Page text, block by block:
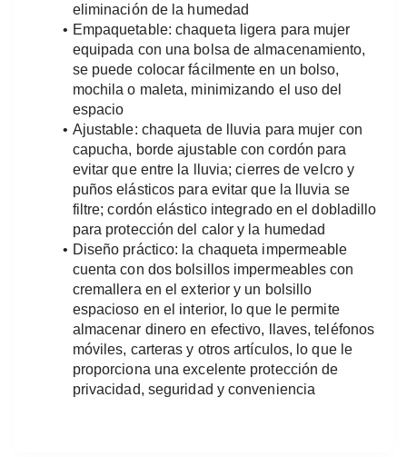
eliminación de la humedad
Empaquetable: chaqueta ligera para mujer
equipada con una bolsa de almacenamiento,
se puede colocar fácilmente en un bolso,
mochila o maleta, minimizando el uso del
espacio
Ajustable: chaqueta de lluvia para mujer con
capucha, borde ajustable con cordón para
evitar que entre la lluvia; cierres de velcro y
puños elásticos para evitar que la lluvia se
filtre; cordón elástico integrado en el dobladillo
para protección del calor y la humedad
Diseño práctico: la chaqueta impermeable
cuenta con dos bolsillos impermeables con
cremallera en el exterior y un bolsillo
espacioso en el interior, lo que le permite
almacenar dinero en efectivo, llaves, teléfonos
móviles, carteras y otros artículos, lo que le
proporciona una excelente protección de
privacidad, seguridad y conveniencia